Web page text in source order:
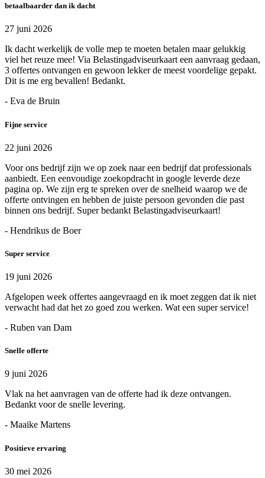
betaalbaarder dan ik dacht
27 juni 2026
Ik dacht werkelijk de volle mep te moeten betalen maar gelukkig
viel het reuze mee! Via Belastingadviseurkaart een aanvraag gedaan,
3 offertes ontvangen en gewoon lekker de meest voordelige gepakt.
Dit is me erg bevallen! Bedankt.
- Eva de Bruin
Fijne service
22 juni 2026
Voor ons bedrijf zijn we op zoek naar een bedrijf dat professionals
aanbiedt. Een eenvoudige zoekopdracht in google leverde deze
pagina op. We zijn erg te spreken over de snelheid waarop we de
offerte ontvingen en hebben de juiste persoon gevonden die past
binnen ons bedrijf. Super bedankt Belastingadviseurkaart!
- Hendrikus de Boer
Super service
19 juni 2026
Afgelopen week offertes aangevraagd en ik moet zeggen dat ik niet
verwacht had dat het zo goed zou werken. Wat een super service!
- Ruben van Dam
Snelle offerte
9 juni 2026
Vlak na het aanvragen van de offerte had ik deze ontvangen.
Bedankt voor de snelle levering.
- Maaike Martens
Positieve ervaring
30 mei 2026